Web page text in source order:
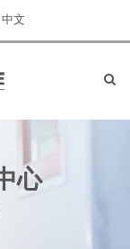
中文
心